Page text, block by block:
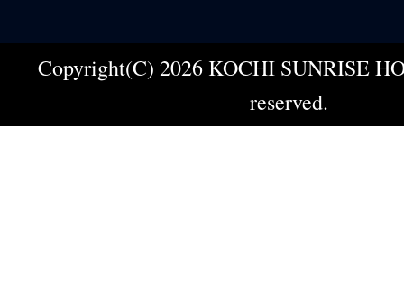
Copyright(C) 2026 KOCHI SUNRISE
reserved.